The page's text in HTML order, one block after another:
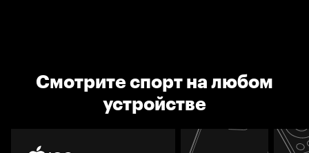
Смотрите спорт на любом
устройстве